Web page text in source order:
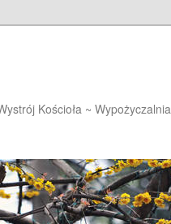
Kościoła ~ Wypożyczalnia